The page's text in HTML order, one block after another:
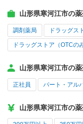
山形県寒河江市の
調剤薬局 ドラッグス
ドラッグストア（OTCのみ
山形県寒河江市の
正社員 パート・アル
山形県寒河江市の